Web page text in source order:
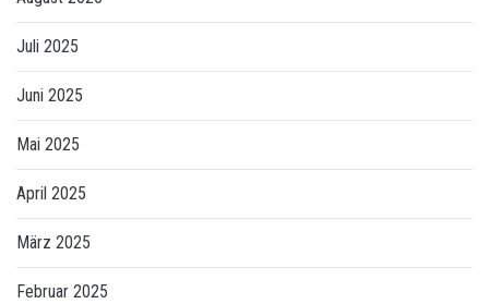
Juli 2025
Juni 2025
Mai 2025
April 2025
März 2025
Februar 2025